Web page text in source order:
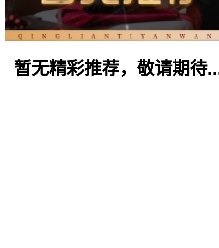
暂无精彩推荐，敬请期待